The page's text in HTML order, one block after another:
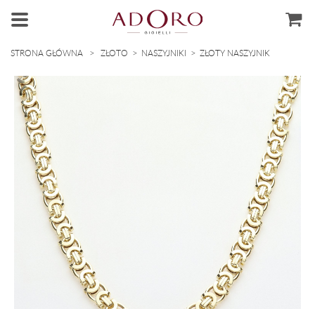
STRONA GŁÓWNA > ZŁOTO > NASZYJNIKI > ZŁOTY NASZYJNIK